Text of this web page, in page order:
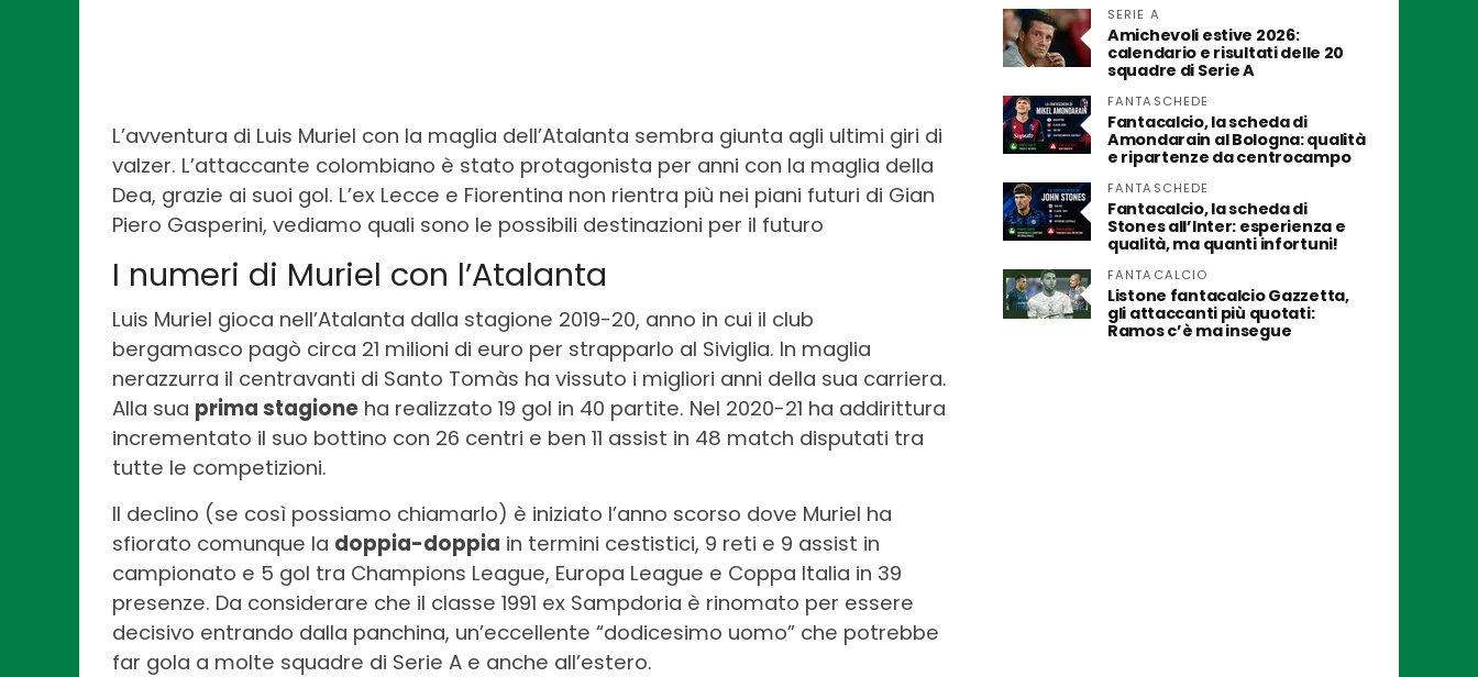
L’avventura di Luis Muriel con la maglia dell’Atalanta sembra giunta agli ultimi giri di
valzer. L’attaccante colombiano è stato protagonista per anni con la maglia della
Dea, grazie ai suoi gol. L’ex Lecce e Fiorentina non rientra più nei piani futuri di Gian
Piero Gasperini, vediamo quali sono le possibili destinazioni per il futuro
I numeri di Muriel con l’Atalanta
Luis Muriel gioca nell’Atalanta dalla stagione 2019-20, anno in cui il club
bergamasco pagò circa 21 milioni di euro per strapparlo al Siviglia. In maglia
nerazzurra il centravanti di Santo Tomàs ha vissuto i migliori anni della sua carriera.
Alla sua prima stagione ha realizzato 19 gol in 40 partite. Nel 2020-21 ha addirittura
incrementato il suo bottino con 26 centri e ben 11 assist in 48 match disputati tra
tutte le competizioni.
Il declino (se così possiamo chiamarlo) è iniziato l’anno scorso dove Muriel ha
sfiorato comunque la doppia-doppia in termini cestistici, 9 reti e 9 assist in
campionato e 5 gol tra Champions League, Europa League e Coppa Italia in 39
presenze. Da considerare che il classe 1991 ex Sampdoria è rinomato per essere
decisivo entrando dalla panchina, un’eccellente “dodicesimo uomo” che potrebbe
far gola a molte squadre di Serie A e anche all’estero.
SERIE A
Amichevoli estive 2026:
calendario e risultati delle 20
squadre di Serie A
FANTASCHEDE
Fantacalcio, la scheda di
Amondarain al Bologna: qualità
e ripartenze da centrocampo
FANTASCHEDE
Fantacalcio, la scheda di
Stones all’Inter: esperienza e
qualità, ma quanti infortuni!
FANTACALCIO
Listone fantacalcio Gazzetta,
gli attaccanti più quotati:
Ramos c’è ma insegue